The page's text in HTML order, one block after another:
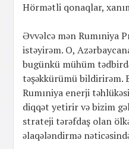
Hörmətli qonaqlar,
Əvvəlcə mən Rumıniya
istəyirəm. O,
bugünkü mühüm
təşəkkürümü bildirirəm.
Rumıniya enerji
diqqət yetirir və bizim
strateji tərəfdaş olan
əlaqələndirmə